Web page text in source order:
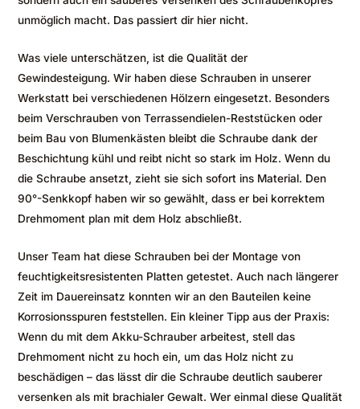
unmöglich macht. Das passiert dir hier nicht.
Was viele unterschätzen, ist die Qualität der
Gewindesteigung. Wir haben diese Schrauben in unserer
Werkstatt bei verschiedenen Hölzern eingesetzt. Besonders
beim Verschrauben von Terrassendielen-Reststücken oder
beim Bau von Blumenkästen bleibt die Schraube dank der
Beschichtung kühl und reibt nicht so stark im Holz. Wenn du
die Schraube ansetzt, zieht sie sich sofort ins Material. Den
90°-Senkkopf haben wir so gewählt, dass er bei korrektem
Drehmoment plan mit dem Holz abschließt.
Unser Team hat diese Schrauben bei der Montage von
feuchtigkeitsresistenten Platten getestet. Auch nach längerer
Zeit im Dauereinsatz konnten wir an den Bauteilen keine
Korrosionsspuren feststellen. Ein kleiner Tipp aus der Praxis:
Wenn du mit dem Akku-Schrauber arbeitest, stell das
Drehmoment nicht zu hoch ein, um das Holz nicht zu
beschädigen – das lässt dir die Schraube deutlich sauberer
versenken als mit brachialer Gewalt. Wer einmal diese Qualität